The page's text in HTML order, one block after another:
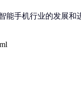
能手机行业的发展和